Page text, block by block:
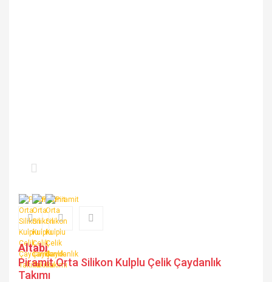
Altabi
Piramit Orta Silikon Kulplu Çelik Çaydanlık
Takımı